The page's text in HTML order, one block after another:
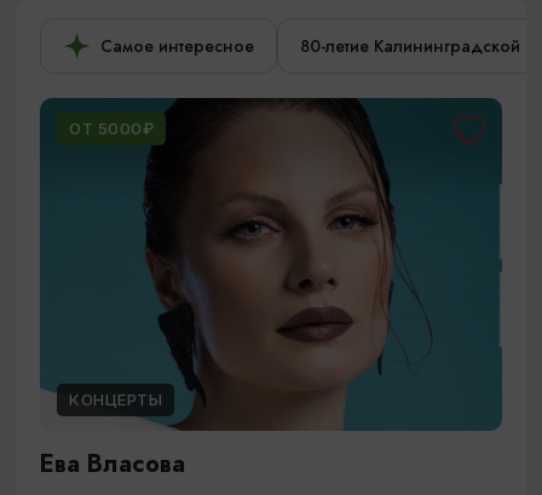
Самое интересное 80-летие Калининградской
ОТ 5000₽
КОНЦЕРТЫ
Ева Власова